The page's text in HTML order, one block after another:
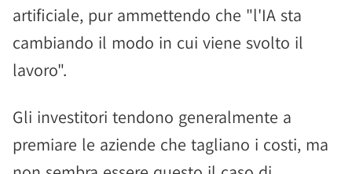
artificiale, pur ammettendo che "l'IA sta
cambiando il modo in cui viene svolto il
lavoro".
Gli investitori tendono generalmente a
premiare le aziende che tagliano i costi, ma